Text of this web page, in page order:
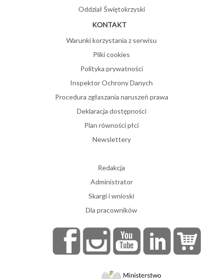
Oddział Świętokrzyski
KONTAKT
Warunki korzystania z serwisu
Pliki cookies
Polityka prywatności
Inspektor Ochrony Danych
Procedura zgłaszania naruszeń prawa
Deklaracja dostępności
Plan równości płci
Newslettery
Redakcja
Administrator
Skargi i wnioski
Dla pracowników